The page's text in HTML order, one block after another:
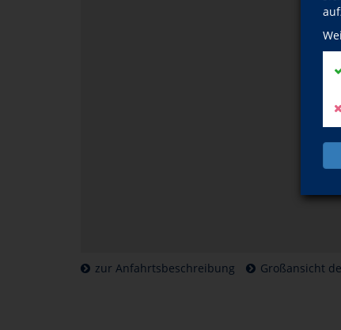
zur Anfahrtsbeschreibung Großansicht